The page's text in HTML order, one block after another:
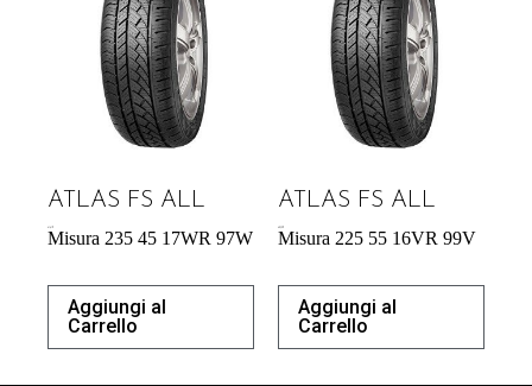
ATLAS FS ALL
Misura 235 45 17WR 97W
Aggiungi al
Carrello
ATLAS FS ALL
Misura 225 55 16VR 99V
Aggiungi al
Carrello